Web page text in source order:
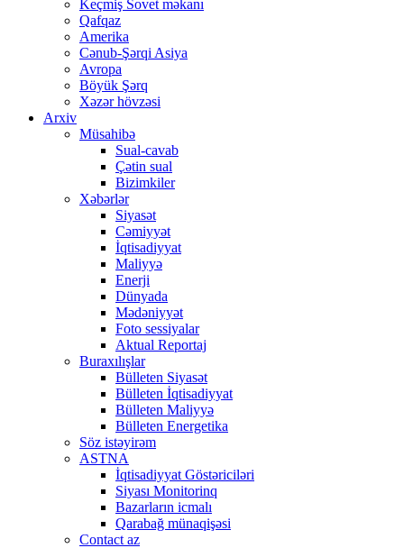
Keçmiş Sovet məkanı
Qafqaz
Amerika
Cənub-Şərqi Asiya
Avropa
Böyük Şərq
Xəzər hövzəsi
Arxiv
Müsahibə
Sual-cavab
Çətin sual
Bizimkiler
Xəbərlər
Siyasət
Cəmiyyət
İqtisadiyyat
Maliyyə
Enerji
Dünyada
Mədəniyyət
Foto sessiyalar
Aktual Reportaj
Buraxılışlar
Bülleten Siyasət
Bülleten İqtisadiyyat
Bülleten Maliyyə
Bülleten Energetika
Söz istəyirəm
ASTNA
İqtisadiyyat Göstəriciləri
Siyası Monitorinq
Bazarların icmalı
Qarabağ münaqişəsi
Contact az